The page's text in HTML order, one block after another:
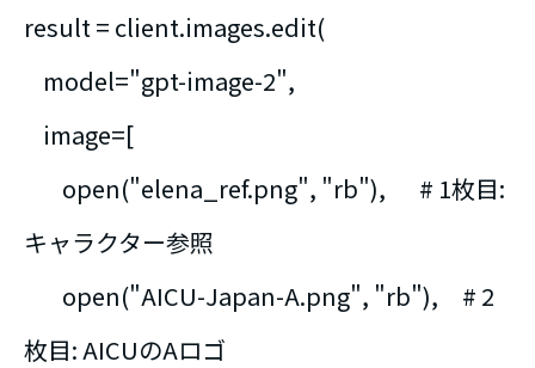
result = client.images.edit(
model="gpt-image-2",
image=[
open("elena_ref.png", "rb"), # 1枚目:
キャラクター参照
open("AICU-Japan-A.png", "rb"), # 2
枚目: AICUのAロゴ